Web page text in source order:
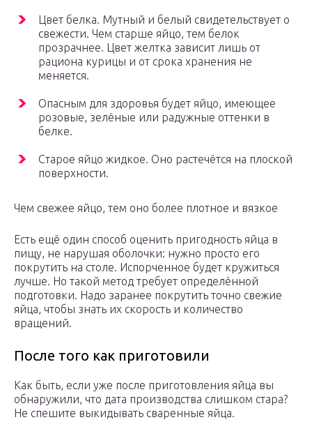
Цвет белка. Мутный и белый свидетельствует о
свежести. Чем старше яйцо, тем белок
прозрачнее. Цвет желтка зависит лишь от
рациона курицы и от срока хранения не
меняется.
Опасным для здоровья будет яйцо, имеющее
розовые, зелёные или радужные оттенки в
белке.
Старое яйцо жидкое. Оно растечётся на плоской
поверхности.
Чем свежее яйцо, тем оно более плотное и вязкое
Есть ещё один способ оценить пригодность яйца в
пищу, не нарушая оболочки: нужно просто его
покрутить на столе. Испорченное будет кружиться
лучше. Но такой метод требует определённой
подготовки. Надо заранее покрутить точно свежие
яйца, чтобы знать их скорость и количество
вращений.
После того как приготовили
Как быть, если уже после приготовления яйца вы
обнаружили, что дата производства слишком стара?
Не спешите выкидывать сваренные яйца.